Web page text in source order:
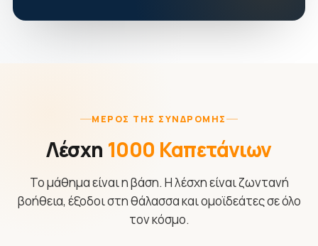
ΜΈΡΟΣ ΤΗΣ ΣΥΝΔΡΟΜΉΣ
Λέσχη 1000 Καπετάνιων
Το μάθημα είναι η βάση. Η λέσχη είναι ζωντανή
βοήθεια, έξοδοι στη θάλασσα και ομοϊδεάτες σε όλο
τον κόσμο.